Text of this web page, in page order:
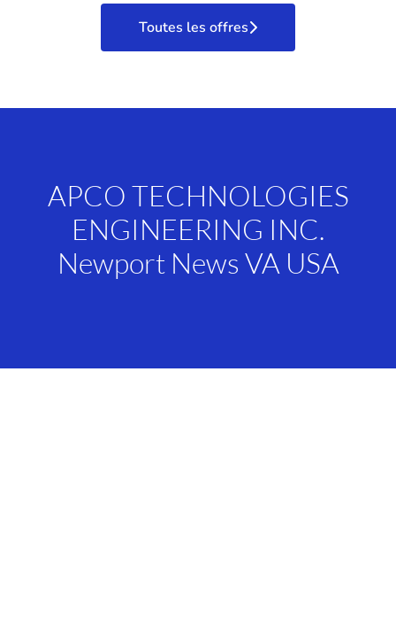
Toutes les offres
APCO TECHNOLOGIES
ENGINEERING INC.
Newport News VA USA